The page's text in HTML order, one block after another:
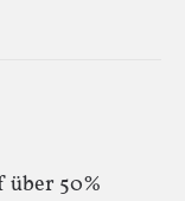
über 50%